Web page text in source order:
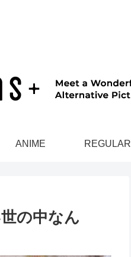
ANIME REGULAR
の中なん